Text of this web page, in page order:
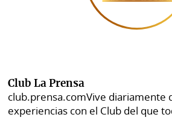
Club La Prensa
club.prensa.comVive diariamente
experiencias con el Club del que